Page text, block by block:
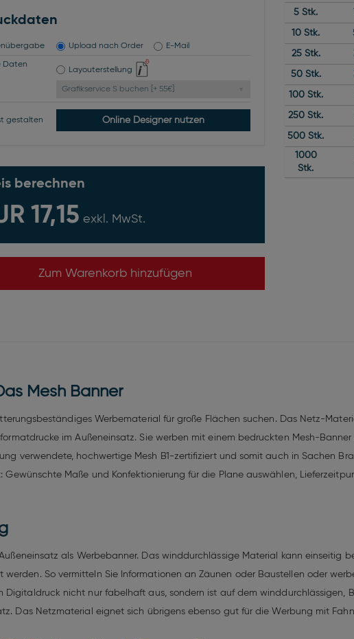
Upload nach Order E-Mail
Daten
Layouterstellung
Grafikservice S buchen [+ 55€]
gestalten Online Designer nutzen
berechnen
17,15 exkl. MwSt.
Zum Warenkorb hinzufügen
5 Stk.
10 Stk.
25Stk.
50Stk.
100Stk.
250 Stk.
500 Stk.
1000
Stk.
Mesh Banner
Werbematerial für große Flächen suchen. Das Netz-
im Außeneinsatz. Sie werben mit einem bedruckten Mesh-
verwendete, hochwertige Mesh B1-zertifiziert und somit auch in Sachen
Maße und Konfektionierung für die Plane auswählen,
als Werbebanner. Das winddurchlässige Material kann einseitig
So vermitteln Sie Informationen an Zäunen oder Baustellen oder
nicht nur fabelhaft aus, sondern ist auf dem winddurchlässigen,
Das Netzmaterial eignet sich übrigens ebenso gut für die Werbung mit